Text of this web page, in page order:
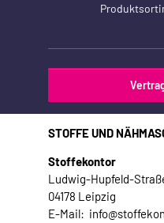
STOFFE UND
Stoffekontor
Ludwig-Hupfeld-
04178 Leipzig
E-Mail: